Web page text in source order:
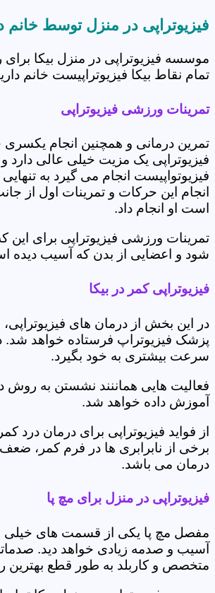
فیزیوتراپی در منزل توسط خانم
موسسه فیزیوتراپی در منزل بیکا
تمام نقاط بیکا فیزیوتراپیست خانم
تمرینات ورزشی فیزیوتراپی
تمرین درمانی و همچنین انجام
فیزیوتراپی یک مزیت خیلی عالی
فیزیوتواپیست انجام می گیرد به
انجام این حرکات و تمرینات اول از
است او انجام داد.
تمرینات ورزشی فیزیوتراپی برای
شود و اعضایی از بدن که آسیب دیده
فیزیوتراپی کمر در بیکا
در این بخش از درمان های
پزشک فیزیوتراپ فرستاده خواهد شد.
سرعت بیشتری به خود بگیرد.
فعالیت هایی هماننند نشستن به روش
آموزش داده خواهد شد.
از فواید فیزیوتراپی برای درمان
برخی از نابرابری ها در فرم کمر،
درمان می باشد.
فیزیوتراپی در منزل برای مچ پا
مفصل مچ پا یکی از قسمت های خیلی
آسیب و صدمه زیادی خواهد دید.
متخصص و کاربلد به طور قطع بهترین